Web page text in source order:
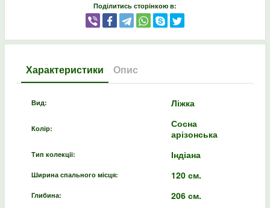
Поділитись сторінкою в:
Характеристики Опис
Вид: Ліжка
Колір:
Сосна
арізонська
Тип колекції: Індіана
Ширина спального місця: 120 см.
Глибина: 206 см.